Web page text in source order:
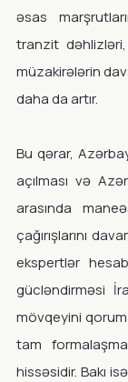
əsas
tranzit
müzakirələrin
daha da artır.
Bu qərar,
açılması və
arasında
çağırışlarını
ekspertlər
gücləndirməsi
mövqeyini
tam
hissəsidir. Bakı